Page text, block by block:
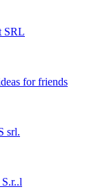
SRL
for friends
srl.